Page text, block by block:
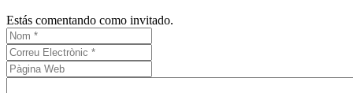
Estás comentando como invitado.